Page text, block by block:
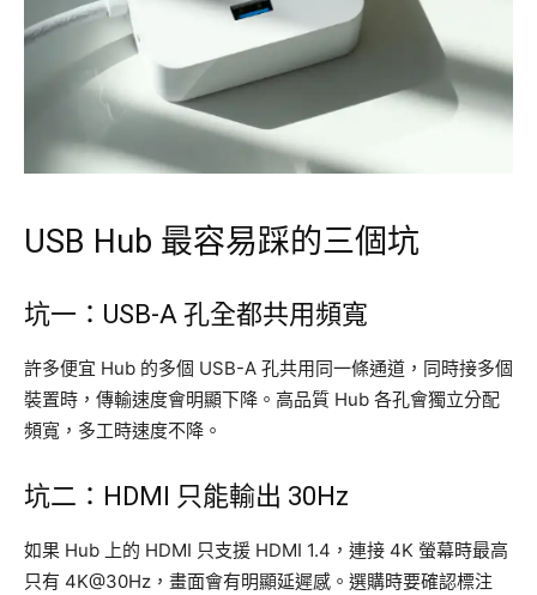
USB Hub 最容易踩的三個坑
坑一：USB-A 孔全都共用頻寬
許多便宜 Hub 的多個 USB-A 孔共用同一條通道，同時接多個
裝置時，傳輸速度會明顯下降。高品質 Hub 各孔會獨立分配
頻寬，多工時速度不降。
坑二：HDMI 只能輸出 30Hz
如果 Hub 上的 HDMI 只支援 HDMI 1.4，連接 4K 螢幕時最高
只有 4K@30Hz，畫面會有明顯延遲感。選購時要確認標注